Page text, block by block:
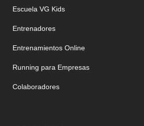
Escuela VG Kids
Entrenadores
Entrenamientos Online
Running para Empresas
Colaboradores